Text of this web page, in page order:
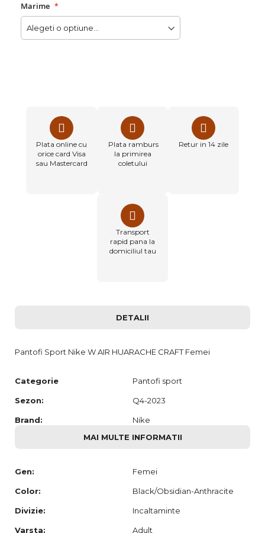
Marime
Plata online cu
orice card Visa
sau Mastercard
Plata ramburs
la primirea
coletului
Retur in 14 zile
Transport
rapid pana la
domiciliul tau
DETALII
Pantofi Sport Nike W AIR HUARACHE CRAFT Femei
Categorie Pantofi sport
Sezon: Q4-2023
Brand:
Nike
MAI MULTE INFORMATII
Gen: Femei
Color: Black/Obsidian-Anthracite
Divizie: Incaltaminte
Varsta: Adult